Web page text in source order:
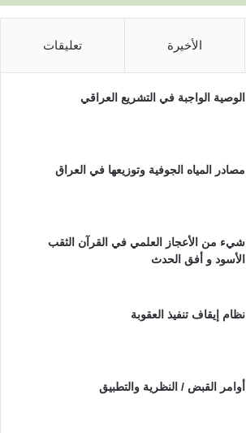
الأخيرة تعليقات
الوصية الواجبة في التشريع العراقي
مصادر المياه الجوفية وتوزيعها في العراق
شيء من الأعجاز العلمي في القرآن الثقب
الأسود و أفق الحدث
نظام إيقاف تنفيذ العقوبة
أوامر القبض / النظرية والتطبيق